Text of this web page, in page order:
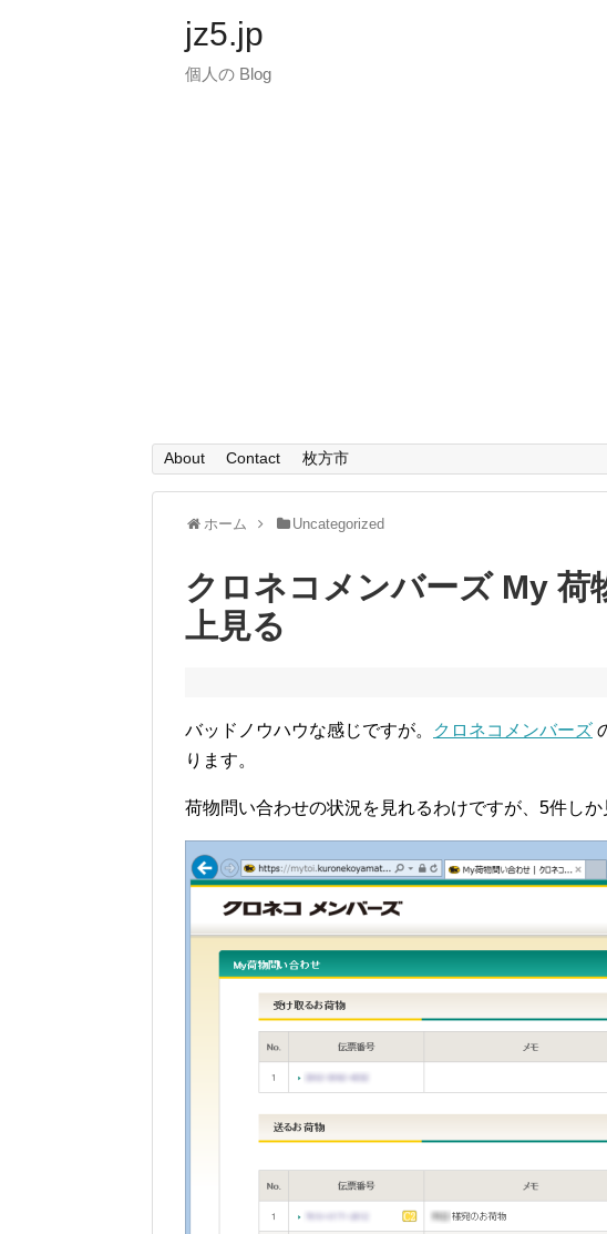
jz5.jp
個人の Blog
About Contact 枚方市
ホーム Uncategorized
クロネコメンバーズ My 荷
上見る
バッドノウハウな感じですが。 クロネコメンバーズ
ります。
荷物問い合わせの状況を見れるわけですが、5件し